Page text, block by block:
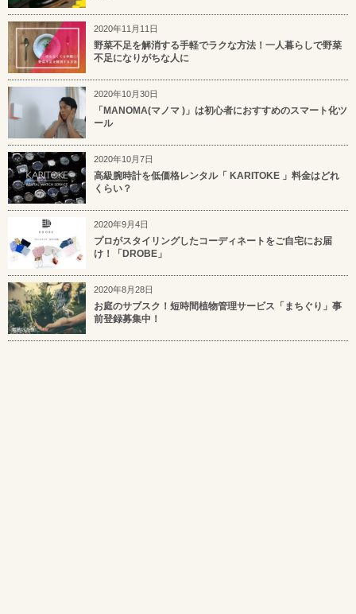
2020年11月11日
野菜不足を解消する手軽でラクな方法！一人暮らしで野菜
不足になりがちな人に
2020年10月30日
「MANOMA(マノマ )」は初心者におすすめのスマート化ツ
ール
2020年10月7日
高級腕時計を低価格レンタル「 KARITOKE 」料金はどれ
くらい？
2020年9月4日
プロがスタイリングしたコーディネートをご自宅にお届
け！「DROBE」
2020年8月28日
お庭のサブスク！短時間植物管理サービス「まちぐり」事
前登録募集中！